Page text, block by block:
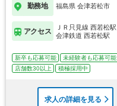
勤務地 福島県 会津若松市
アクセス
ＪＲ只見線 西若松駅
会津鉄道 西若松駅
新卒も応募可能 未経験者も応募可能
店舗数30以上
積極採用中
求人の詳細を見る